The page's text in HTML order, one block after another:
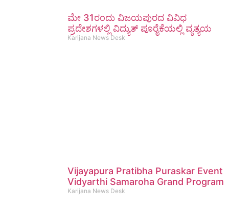
ಮೇ 31ರಂದು ವಿಜಯಪುರದ ವಿವಿಧ
ಪ್ರದೇಶಗಳಲ್ಲಿ ವಿದ್ಯುತ್ ಪೂರೈಕೆಯಲ್ಲಿ ವ್ಯತ್ಯಯ
Karijana News Desk
Vijayapura Pratibha Puraskar Event
Vidyarthi Samaroha Grand Program
Karijana News Desk